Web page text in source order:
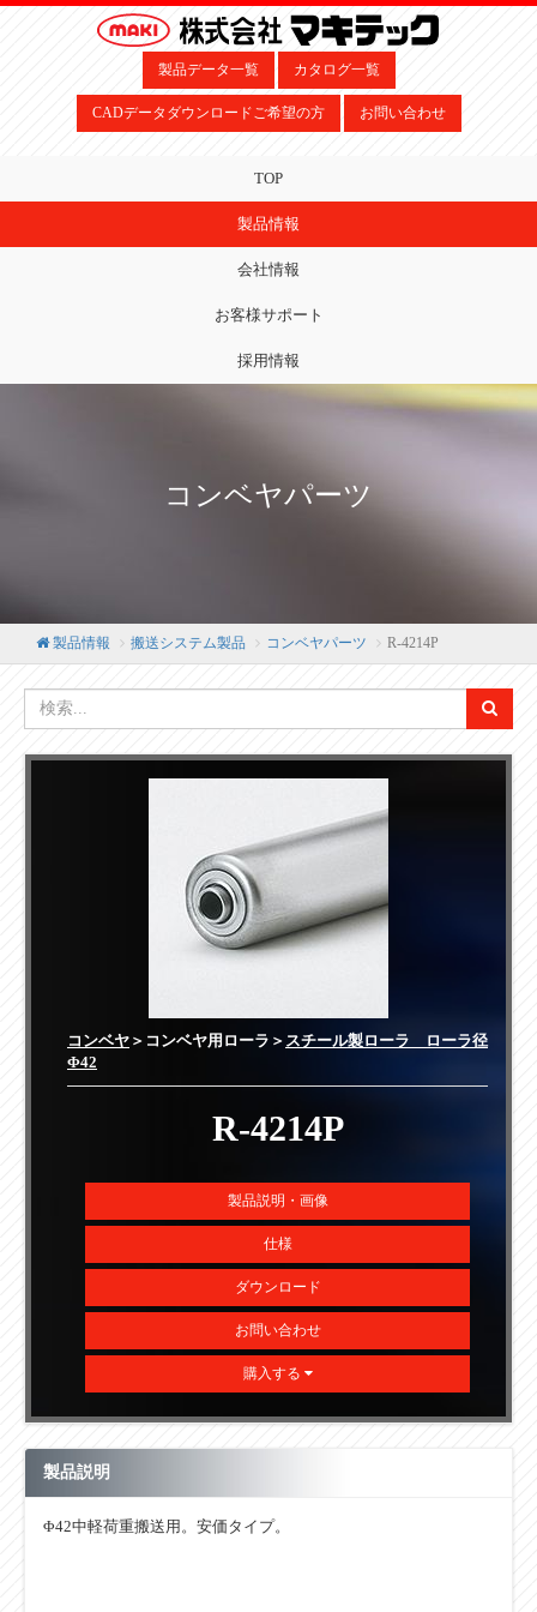
製品データ一覧 カタログ一覧
CADデータダウンロードご希望の方 お問い合わせ
TOP
製品情報
会社情報
お客様サポート
採用情報
コンベヤパーツ
製品情報 搬送システム製品 コンベヤパーツ R-4214P
コンベヤ ＞コンベヤ用ローラ＞ スチール製ローラ ローラ径
Φ42
R-4214P
製品説明・画像
仕様
ダウンロード
お問い合わせ
購入する
製品説明
Φ42中軽荷重搬送用。安価タイプ。